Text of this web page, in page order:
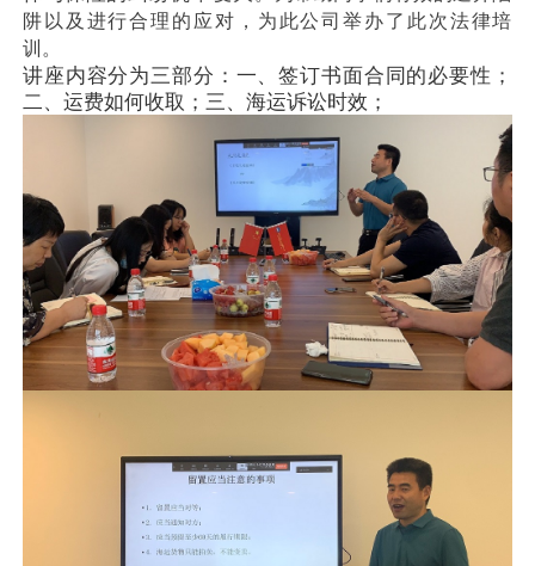
阱以及进行合理的应对，为此公司举办了此次法律培
训。
讲座内容分为三部分：一、签订书面合同的必要性；
二、运费如何收取；三、海运诉讼时效；